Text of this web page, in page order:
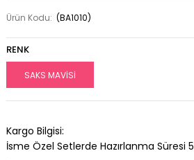
Ürün Kodu: (BA1010)
RENK
SAKS MAVİSİ
Kargo Bilgisi:
İsme Özel Setlerde Hazırlanma Süresi 5